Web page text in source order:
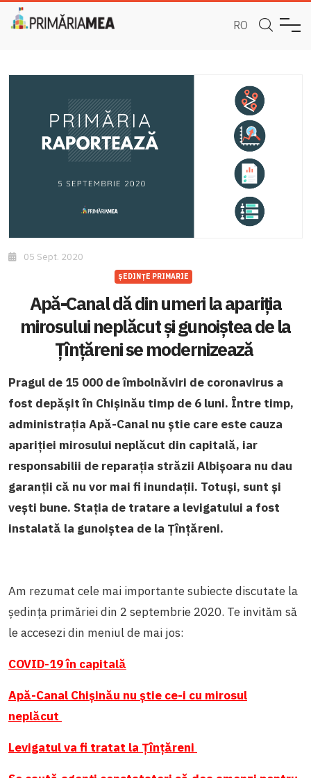
RO
05 Sept. 2020
ȘEDINȚE PRIMARIE
Apă-Canal dă din umeri la apariția
mirosului neplăcut și gunoiștea de la
Țînțăreni se modernizează
Pragul de 15 000 de îmbolnăviri de coronavirus a
fost depășit în Chișinău timp de 6 luni. Între timp,
administrația Apă-Canal nu știe care este cauza
apariției mirosului neplăcut din capitală, iar
responsabilii de reparația străzii Albișoara nu dau
garanții că nu vor mai fi inundații. Totuși, sunt și
vești bune. Stația de tratare a levigatului a fost
instalată la gunoiștea de la Țînțăreni.
Am rezumat cele mai importante subiecte discutate la
ședința primăriei din 2 septembrie 2020. Te invităm să
le accesezi din meniul de mai jos:
COVID-19 în capitală
Apă-Canal Chișinău nu știe ce-i cu mirosul
neplăcut
Levigatul va fi tratat la Țînțăreni